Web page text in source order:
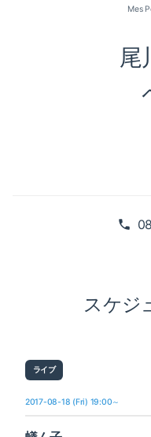
尾
Mes
スケジ
ライブ
2017-08-18 (Fri) 19:00～